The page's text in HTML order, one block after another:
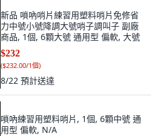
新品 嗩吶哨片練習用塑料哨片免修省
力中號小號降調大號哨子調叫子 副廠
商品, 1個, 6顆大號 通用型 偏軟, 大號
$232
($232.00/1個)
8/22 預計送達
嗩吶練習用塑料哨片, 1個, 6顆中號 通
用型 偏軟, N/A